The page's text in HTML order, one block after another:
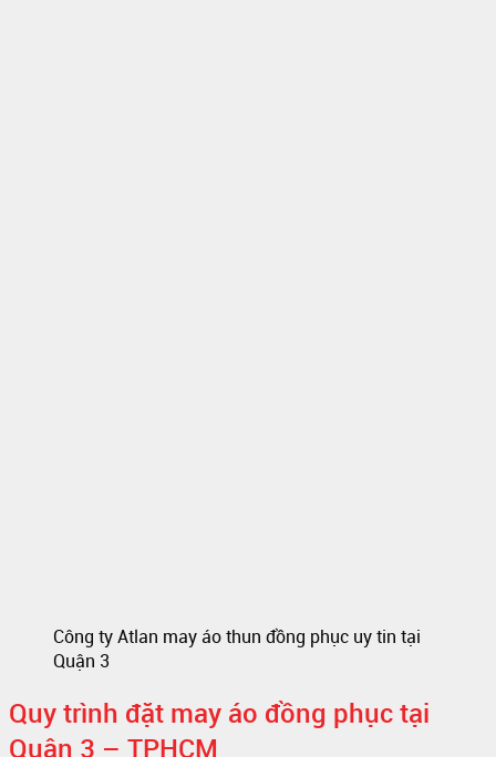
Công ty Atlan may áo thun đồng phục uy tin tại
Quận 3
Quy trình đặt may áo đồng phục tại
Quận 3 – TPHCM